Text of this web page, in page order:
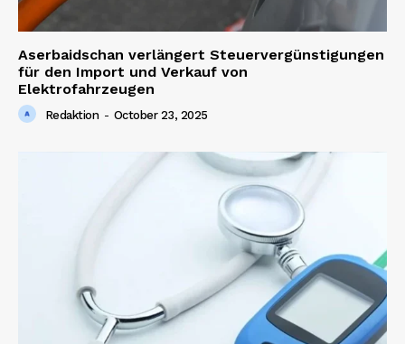
Aserbaidschan verlängert Steuervergünstigungen
für den Import und Verkauf von
Elektrofahrzeugen
Redaktion - October 23, 2025